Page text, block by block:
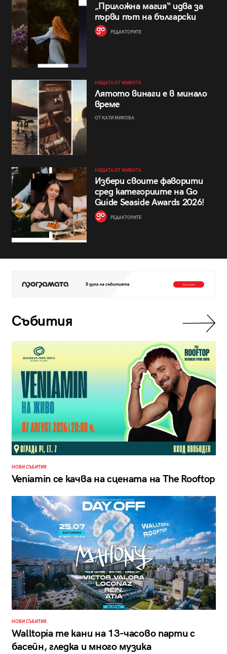
„Приложна магия“ идва за
първи път на български
РЕДАКТОРИТЕ
НЕЩАТА ОТ ЖИВОТА
Лятото винаги е в минало
време
ОТ КАТИ МИКОВА
НЕЩАТА ОТ ЖИВОТА
Избери своите фаворити
сред категориите на Go
Guide Seaside Awards 2026!
РЕДАКТОРИТЕ
Събития
НОВИ СЪБИТИЯ
Veniamin се качва на сцената на The Rooftop
НОВИ СЪБИТИЯ
Walltopia те кани на 13-часово парти с
басейн, гледка и много музика